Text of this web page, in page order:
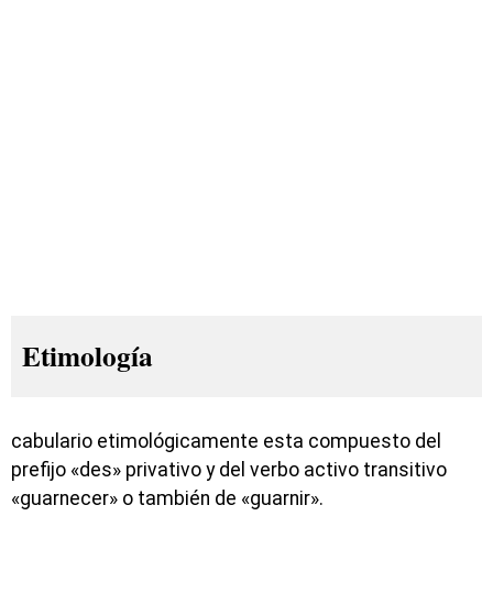
Etimología
cabulario etimológicamente esta compuesto del
prefijo «des» privativo y del verbo activo transitivo
«guarnecer» o también de «guarnir».